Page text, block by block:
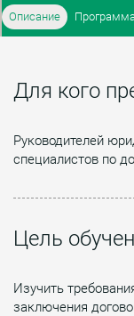
Описание Программа
Для кого
Руководителей
специалистов по
Цель
Изучить
заключения